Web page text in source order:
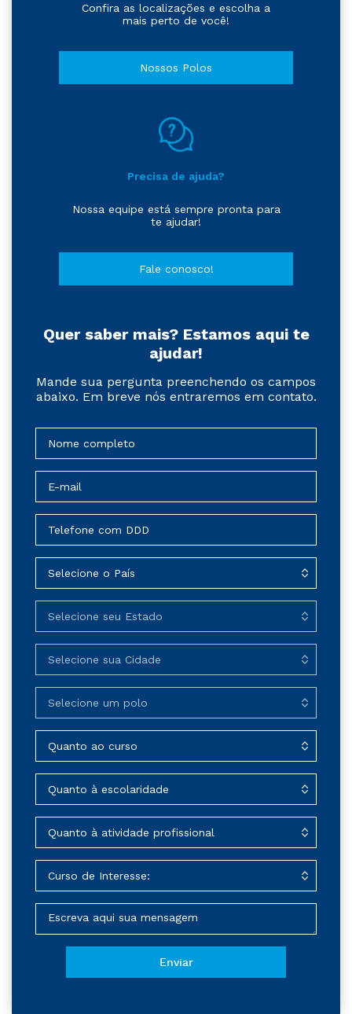
Confira as localizações e escolha a
mais perto de você!
Nossos Polos
Precisa de ajuda?
Nossa equipe está sempre pronta para
te ajudar!
Fale conosco!
Quer saber mais? Estamos aqui te
ajudar!
Mande sua pergunta preenchendo os campos
abaixo. Em breve nós entraremos em contato.